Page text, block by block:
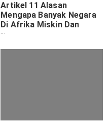
Artikel 11 Alasan
Mengapa Banyak Negara
Di Afrika Miskin Dan
Terbelakang